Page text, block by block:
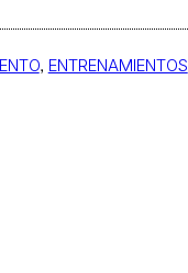
, ENTRENAMIENTOS